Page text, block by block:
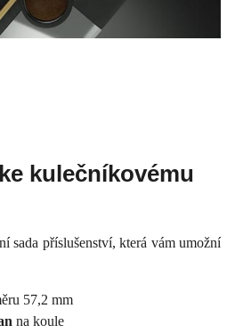
kulečníkovému
sada příslušenství, která vám umožní
57,2 mm
na koule